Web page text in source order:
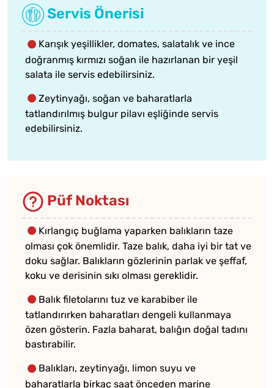
Servis Önerisi
Karışık yeşillikler, domates, salatalık ve ince
doğranmış kırmızı soğan ile hazırlanan bir yeşil
salata ile servis edebilirsiniz.
Zeytinyağı, soğan ve baharatlarla
tatlandırılmış bulgur pilavı eşliğinde servis
edebilirsiniz.
Püf Noktası
Kırlangıç buğlama yaparken balıkların taze
olması çok önemlidir. Taze balık, daha iyi bir tat ve
doku sağlar. Balıkların gözlerinin parlak ve şeffaf,
koku ve derisinin sıkı olması gereklidir.
Balık filetolarını tuz ve karabiber ile
tatlandırırken baharatları dengeli kullanmaya
özen gösterin. Fazla baharat, balığın doğal tadını
bastırabilir.
Balıkları, zeytinyağı, limon suyu ve
baharatlarla birkaç saat önceden marine